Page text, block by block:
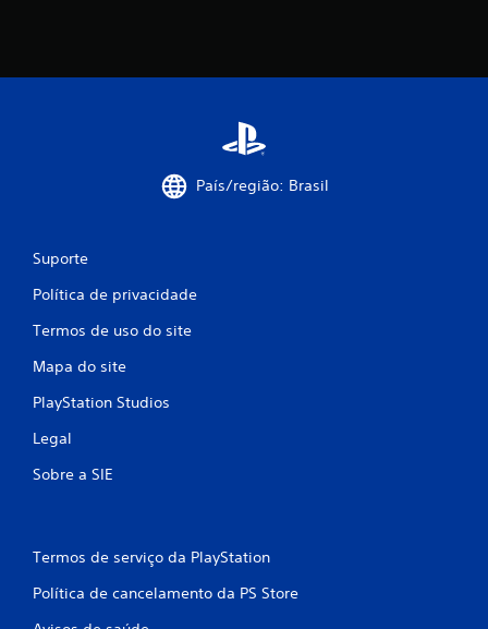
País/região: Brasil
Suporte
Política de privacidade
Termos de uso do site
Mapa do site
PlayStation Studios
Legal
Sobre a SIE
Termos de serviço da PlayStation
Política de cancelamento da PS Store